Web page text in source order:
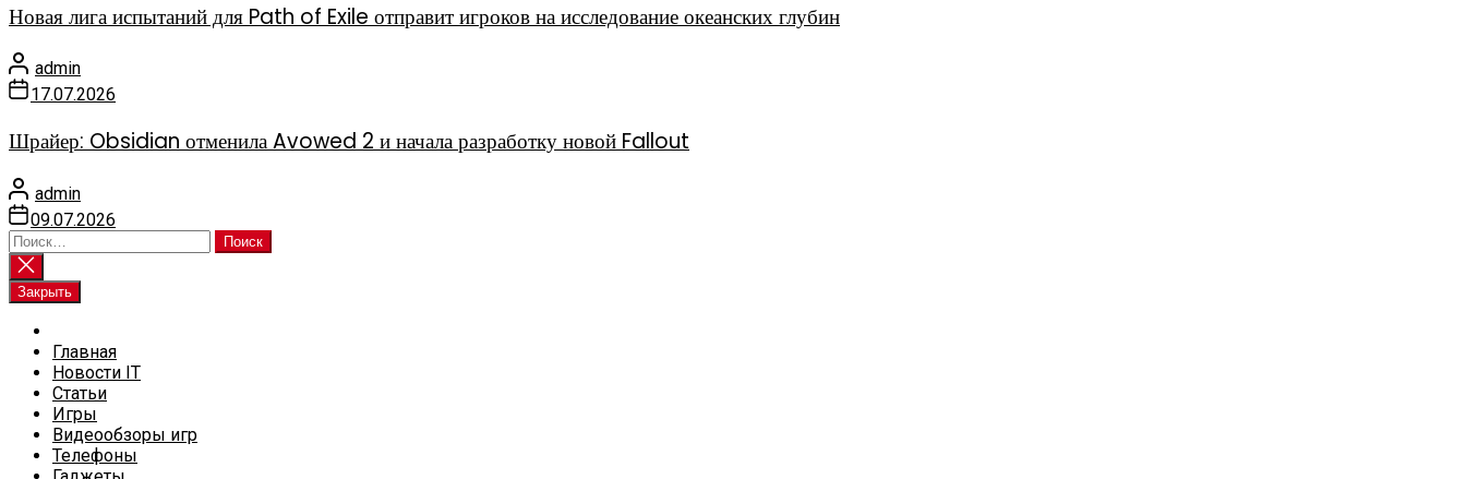
Новая лига испытаний для Path of Exile отправит игроков на исследование океанских глубин
admin
17.07.2026
Шрайер: Obsidian отменила Avowed 2 и начала разработку новой Fallout
admin
09.07.2026
Найти:
Закрыть
Главная
Новости IT
Статьи
Игры
Видеообзоры игр
Телефоны